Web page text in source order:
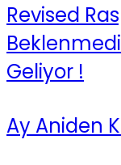
Revised
Geliyor !
Ay Aniden